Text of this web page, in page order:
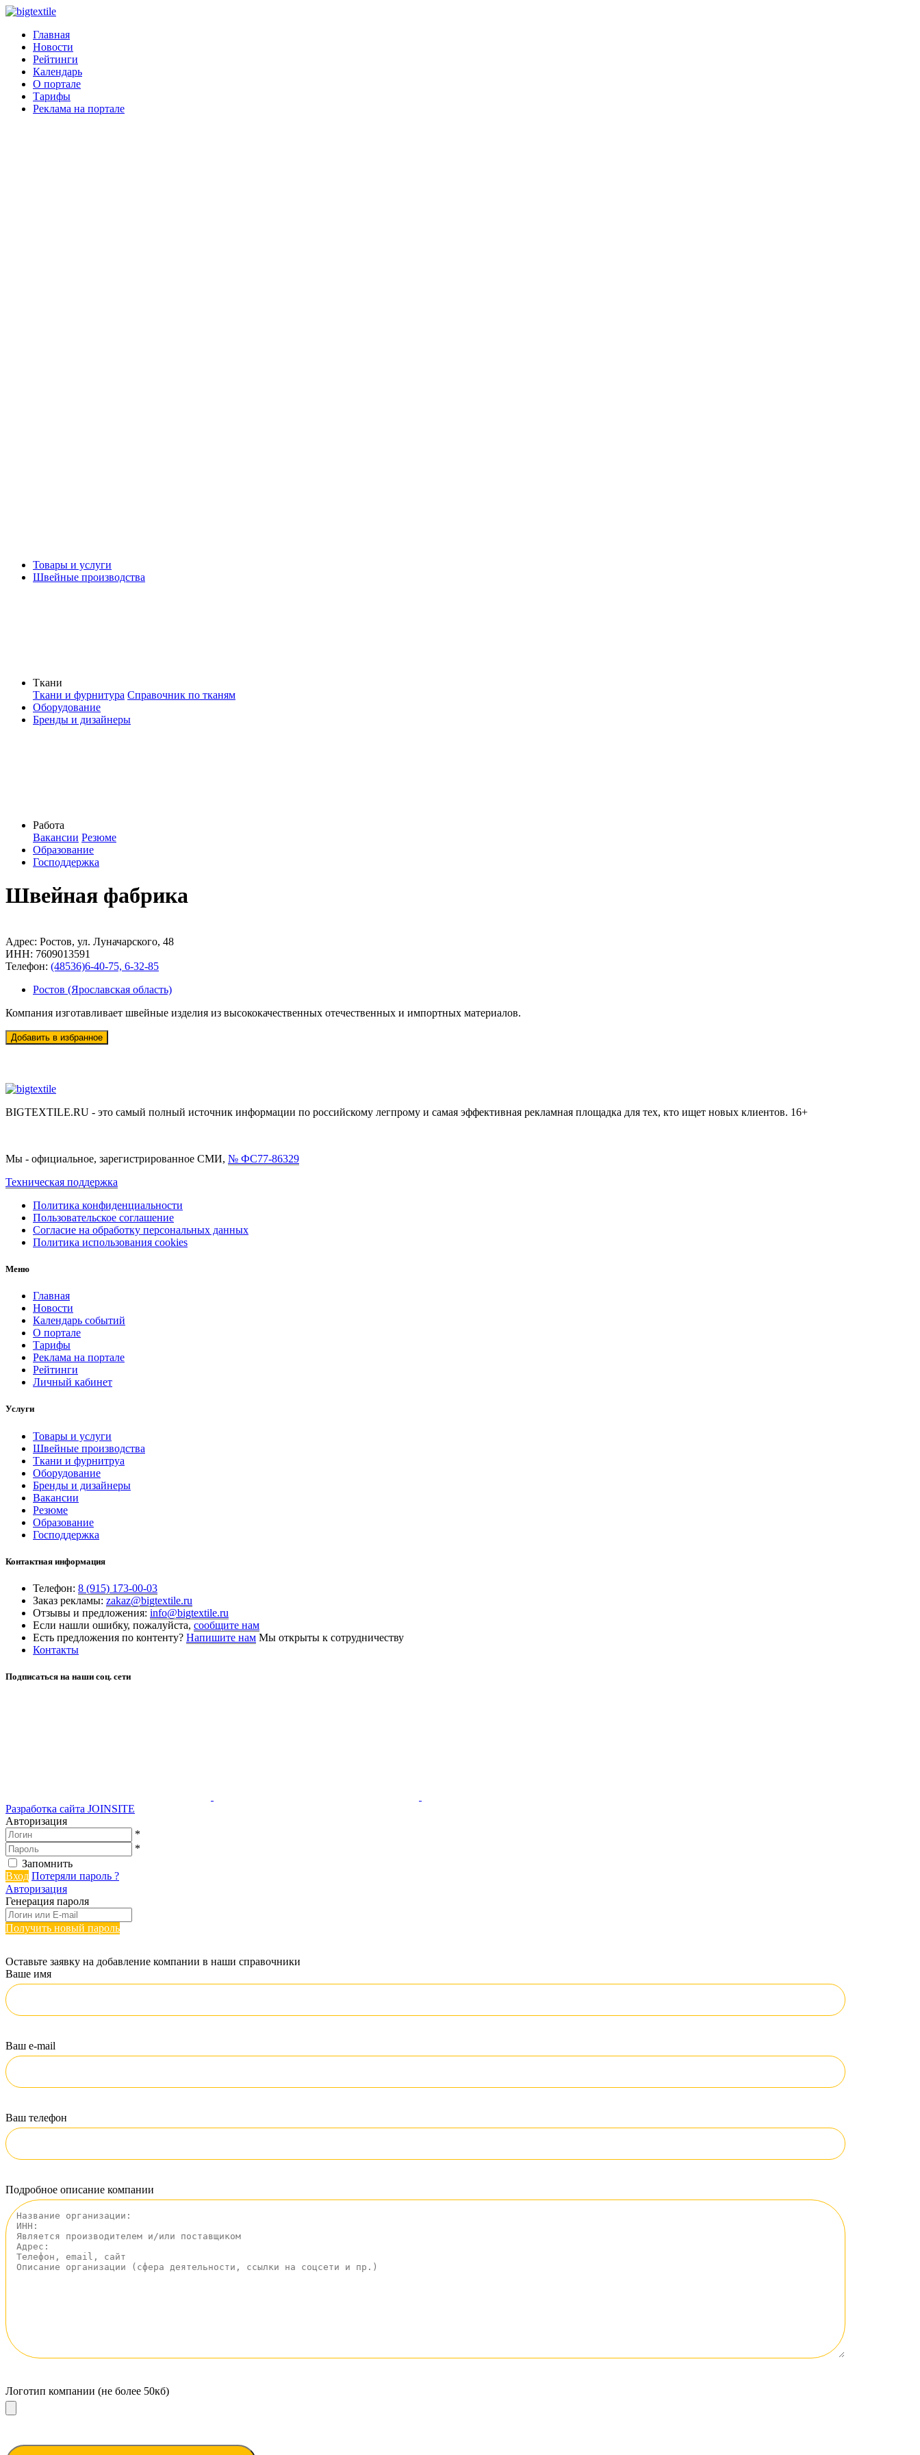
Главная
Новости
Рейтинги
Календарь
О портале
Тарифы
Реклама на портале
Товары и услуги
Швейные производства
Ткани
Ткани и фурнитура Справочник по тканям
Оборудование
Бренды и дизайнеры
Работа
Вакансии Резюме
Образование
Господдержка
Швейная фабрика
Адрес: Ростов, ул. Луначарского, 48
ИНН: 7609013591
Телефон: (48536)6-40-75, 6-32-85
Ростов (Ярославская область)
Компания изготавливает швейные изделия из высококачественных отечественных и импортных материалов.
BIGTEXTILE.RU - это самый полный источник информации по российскому легпрому и самая эффективная рекламная площадка для тех, кто ищет новых клиентов. 16+
Мы - официальное, зарегистрированное СМИ, № ФС77-86329
Техническая поддержка
Политика конфиденциальности
Пользовательское соглашение
Согласие на обработку персональных данных
Политика использования cookies
Меню
Главная
Новости
Календарь событий
О портале
Тарифы
Реклама на портале
Рейтинги
Личный кабинет
Услуги
Товары и услуги
Швейные производства
Ткани и фурнитруа
Оборудование
Бренды и дизайнеры
Вакансии
Резюме
Образование
Господдержка
Контактная информация
Телефон: 8 (915) 173-00-03
Заказ рекламы: zakaz@bigtextile.ru
Отзывы и предложения: info@bigtextile.ru
Если нашли ошибку, пожалуйста, сообщите нам
Есть предложения по контенту? Напишите нам Мы открыты к сотрудничеству
Контакты
Подписаться на наши соц. сети
Разработка сайта JOINSITE
Авторизация
*
*
Запомнить
Вход Потеряли пароль ?
Авторизация
Генерация пароля
Получить новый пароль
Оставьте заявку на добавление компании в наши справочники
Ваше имя
Ваш e-mail
Ваш телефон
Подробное описание компании
Логотип компании (не более 50кб)